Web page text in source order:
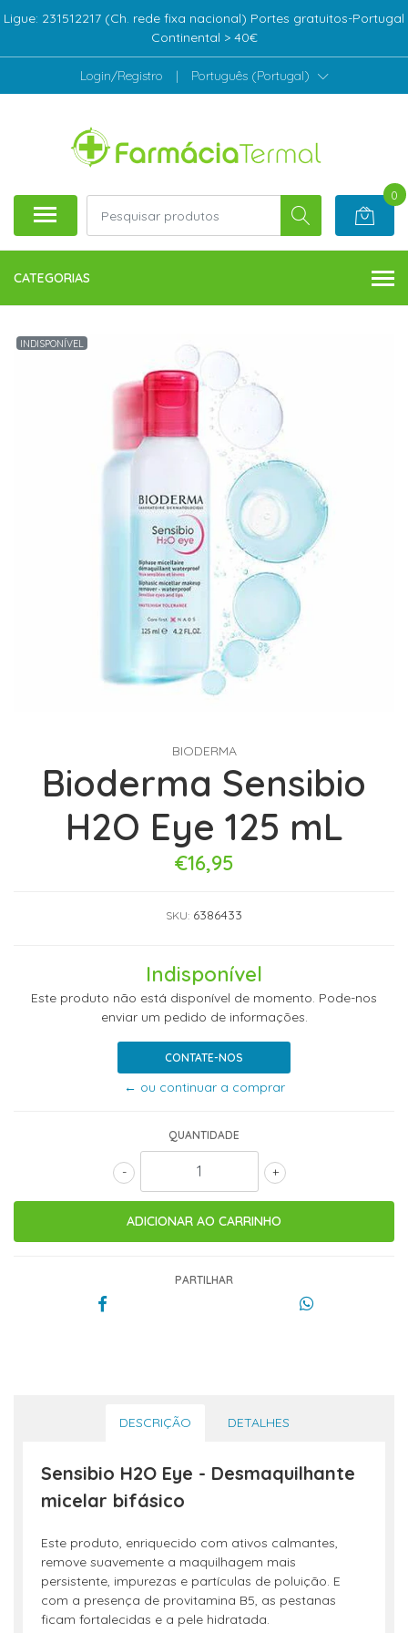
Ligue: 231512217 (Ch. rede fixa nacional) Portes gratuitos-Portugal
Continental > 40€
Login/Registro | Português (Portugal)
0
CATEGORIAS
INDISPONÍVEL
BIODERMA
Bioderma Sensibio
H2O Eye 125 mL
€16,95
SKU: 6386433
Indisponível
Este produto não está disponível de momento. Pode-nos
enviar um pedido de informações.
CONTATE-NOS
← ou continuar a comprar
QUANTIDADE
+
-
PARTILHAR
DESCRIÇÃO DETALHES
Sensibio H2O Eye - Desmaquilhante
micelar bifásico
Este produto, enriquecido com ativos calmantes,
remove suavemente a maquilhagem mais
persistente, impurezas e partículas de poluição. E
com a presença de provitamina B5, as pestanas
ficam fortalecidas e a pele hidratada.